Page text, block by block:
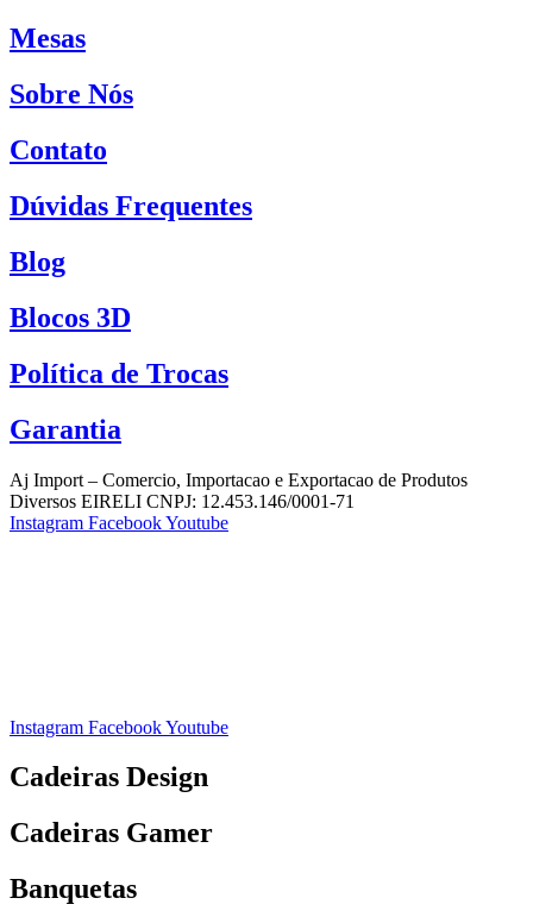
Mesas
Sobre Nós
Contato
Dúvidas Frequentes
Blog
Blocos 3D
Política de Trocas
Garantia
Aj Import – Comercio, Importacao e Exportacao de Produtos
Diversos EIRELI CNPJ: 12.453.146/0001-71
Instagram FacebookYoutube
Instagram FacebookYoutube
Cadeiras Design
Cadeiras Gamer
Banquetas